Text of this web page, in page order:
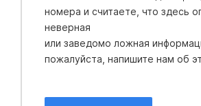
номера и считаете, что здесь
неверная
или заведомо ложная
пожалуйста, напишите нам об